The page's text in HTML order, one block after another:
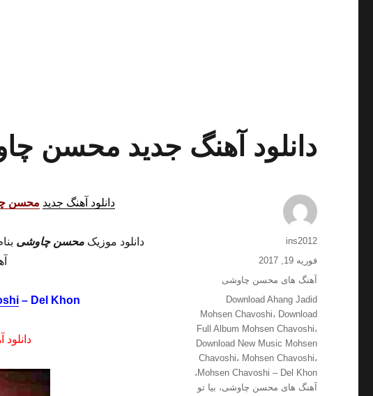
دانلود آهنگ جدید محسن
دانلود آهنگ جدید محسن
دانلود موزیکمحسن چاوشی
– Del Khon
نویسنده
ins2012
ارسال
شده
فوریه 19, 2017
دسته‌ها
آهنگ های محسن چاوشی
برچسب‌ها
Download Ahang Jadid
Mohsen Chavoshi، Download
Full Album Mohsen Chavoshi،
Download New Music Mohsen
Chavoshi، Mohsen Chavoshi،
Mohsen Chavoshi – Del Khon ،
آهنگ های محسن چاوشی، بیا تو